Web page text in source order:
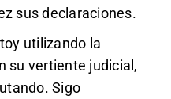
sus declaraciones.
utilizando la
su vertiente judicial,
Sigo